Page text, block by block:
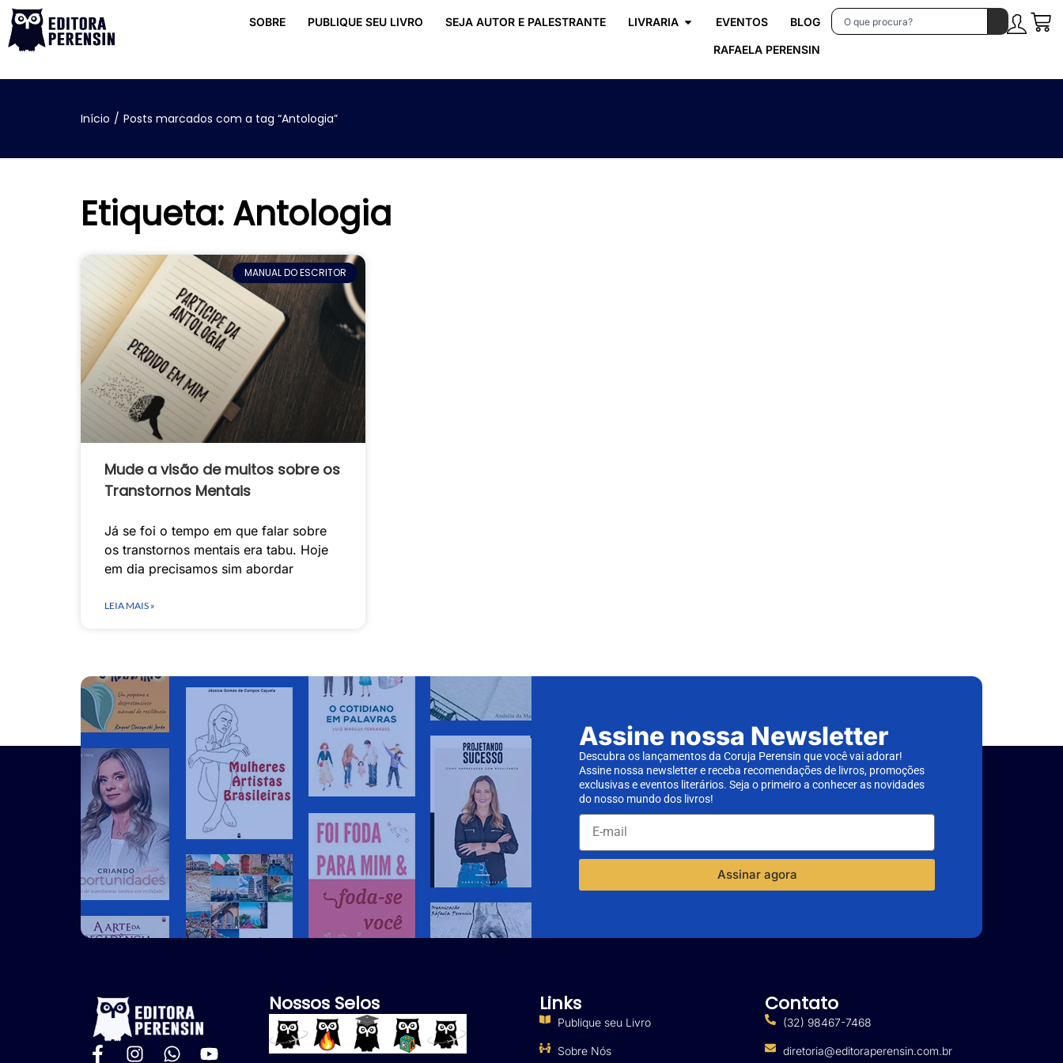
SOBRE PUBLIQUE SEU LIVRO SEJA AUTOR E PALESTRANTE LIVRARIA EVENTOS BLOG
RAFAELA PERENSIN
Início / Posts marcados com a tag “Antologia”
Etiqueta: Antologia
MANUAL DO ESCRITOR
Mude a visão de muitos sobre os
Transtornos Mentais
Já se foi o tempo em que falar sobre
os transtornos mentais era tabu. Hoje
em dia precisamos sim abordar
LEIA MAIS »
Assine nossa Newsletter
Descubra os lançamentos da Coruja Perensin que você vai adorar!
Assine nossa newsletter e receba recomendações de livros, promoções
exclusivas e eventos literários. Seja o primeiro a conhecer as novidades
do nosso mundo dos livros!
Assinar agora
Nossos Selos Links
Publique seu Livro
Sobre Nós
Contato
(32) 98467-7468
diretoria@editoraperensin.com.br